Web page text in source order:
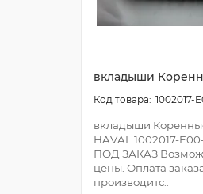
вкладыши
1002017-
вкладыши
HAVAL 1002017-
ПОД ЗАКАЗ
цены. Оплата
производитс..